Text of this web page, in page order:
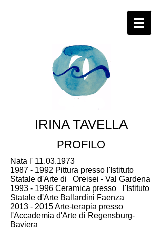
IRINA TAVELLA
PROFILO
Nata l' 11.03.1973
1987 - 1992 Pittura presso l'Istituto
Statale d'Arte di Oreisei - Val Gardena
1993 - 1996 Ceramica presso l'Istituto
Statale d'Arte Ballardini Faenza
2013 - 2015Arte-terapia presso
l'Accademia d'Arte di Regensburg-
Baviera